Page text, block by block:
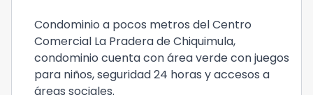
Condominio a pocos metros del Centro
Comercial La Pradera de Chiquimula,
condominio cuenta con área verde con juegos
para niños, seguridad 24 horas y accesos a
áreas sociales.